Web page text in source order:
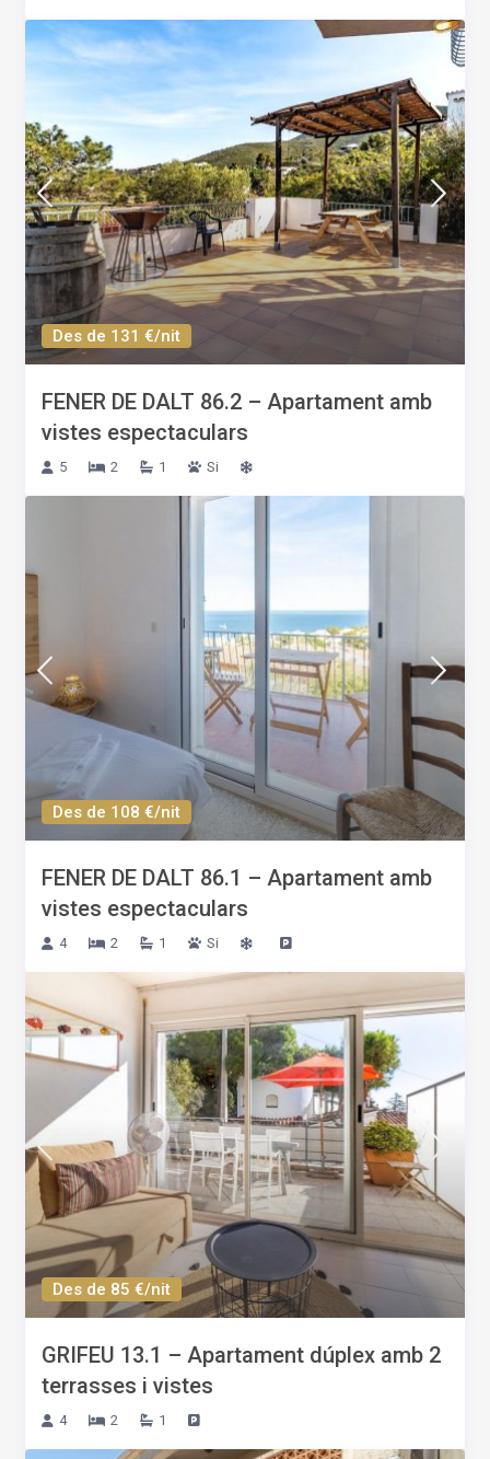
Des de 131 €/nit
FENER DE DALT 86.2 – Apartament amb
vistes espectaculars
5 2 1 Si
Des de 108 €/nit
FENER DE DALT 86.1 – Apartament amb
vistes espectaculars
4 2 1 Si
Des de 85 €/nit
GRIFEU 13.1 – Apartament dúplex amb 2
terrasses i vistes
4 2 1